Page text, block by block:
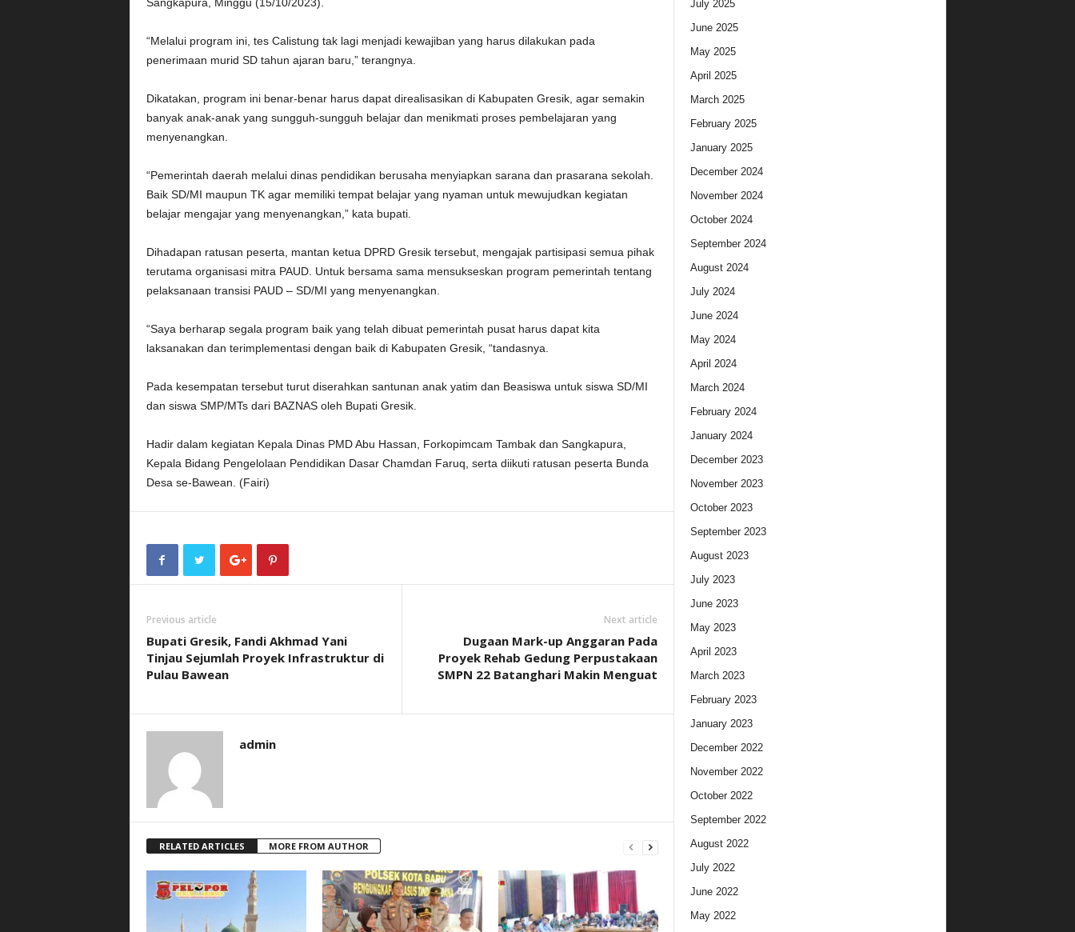
“Melalui program ini, tes Calistung tak lagi menjadi kewajiban yang harus dilakukan pada
penerimaan murid SD tahun ajaran baru,” terangnya.
Dikatakan, program ini benar-benar harus dapat direalisasikan di Kabupaten Gresik, agar semakin
banyak anak-anak yang sungguh-sungguh belajar dan menikmati proses pembelajaran yang
menyenangkan.
“Pemerintah daerah melalui dinas pendidikan berusaha menyiapkan sarana dan prasarana sekolah.
Baik SD/MI maupun TK agar memiliki tempat belajar yang nyaman untuk mewujudkan kegiatan
belajar mengajar yang menyenangkan,” kata bupati.
Dihadapan ratusan peserta, mantan ketua DPRD Gresik tersebut, mengajak partisipasi semua pihak
terutama organisasi mitra PAUD. Untuk bersama sama mensukseskan program pemerintah tentang
pelaksanaan transisi PAUD – SD/MI yang menyenangkan.
“Saya berharap segala program baik yang telah dibuat pemerintah pusat harus dapat kita
laksanakan dan terimplementasi dengan baik di Kabupaten Gresik, “tandasnya.
Pada kesempatan tersebut turut diserahkan santunan anak yatim dan Beasiswa untuk siswa SD/MI
dan siswa SMP/MTs dari BAZNAS oleh Bupati Gresik.
Hadir dalam kegiatan Kepala Dinas PMD Abu Hassan, Forkopimcam Tambak dan Sangkapura,
Kepala Bidang Pengelolaan Pendidikan Dasar Chamdan Faruq, serta diikuti ratusan peserta Bunda
Desa se-Bawean. (Fairi)
Previous article
Bupati Gresik, Fandi Akhmad Yani
Tinjau Sejumlah Proyek Infrastruktur di
Pulau Bawean
Next article
Dugaan Mark-up Anggaran Pada
Proyek Rehab Gedung Perpustakaan
SMPN 22 Batanghari Makin Menguat
admin
RELATED ARTICLES MORE FROM AUTHOR
July 2025
June 2025
May 2025
April 2025
March 2025
February 2025
January 2025
December 2024
November 2024
October 2024
September 2024
August 2024
July 2024
June 2024
May 2024
April 2024
March 2024
February 2024
January 2024
December 2023
November 2023
October 2023
September 2023
August 2023
July 2023
June 2023
May 2023
April 2023
March 2023
February 2023
January 2023
December 2022
November 2022
October 2022
September 2022
August 2022
July 2022
June 2022
May 2022